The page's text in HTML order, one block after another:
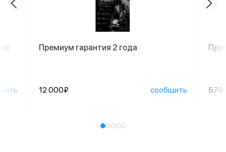
Премиум гарантия 2 года
12 000₽ сообщить